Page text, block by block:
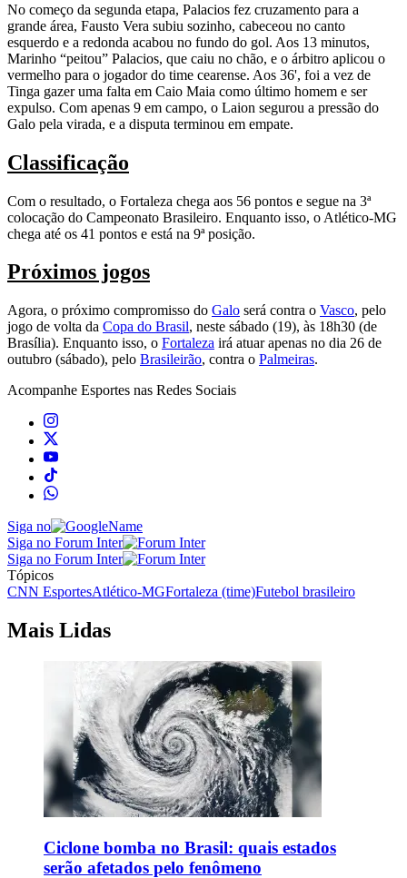
No começo da segunda etapa, Palacios fez cruzamento para a
grande área, Fausto Vera subiu sozinho, cabeceou no canto
esquerdo e a redonda acabou no fundo do gol. Aos 13 minutos,
Marinho “peitou” Palacios, que caiu no chão, e o árbitro aplicou o
vermelho para o jogador do time cearense. Aos 36', foi a vez de
Tinga gazer uma falta em Caio Maia como último homem e ser
expulso. Com apenas 9 em campo, o Laion segurou a pressão do
Galo pela virada, e a disputa terminou em empate.
Classificação
Com o resultado, o Fortaleza chega aos 56 pontos e segue na 3ª
colocação do Campeonato Brasileiro. Enquanto isso, o Atlético-MG
chega até os 41 pontos e está na 9ª posição.
Próximos jogos
Agora, o próximo compromisso do Galo será contra o Vasco, pelo
jogo de volta da Copa do Brasil, neste sábado (19), às 18h30 (de
Brasília). Enquanto isso, o Fortaleza irá atuar apenas no dia 26 de
outubro (sábado), pelo Brasileirão, contra o Palmeiras.
Acompanhe Esportes nas Redes Sociais
Siga no
Siga no Forum Inter
Siga no Forum Inter
Tópicos
CNN EsportesAtlético-MGFortaleza (time)Futebol brasileiro
Mais Lidas
Ciclone bomba no Brasil: quais estados
serão afetados pelo fenômeno